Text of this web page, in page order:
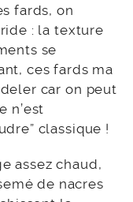
fards, on
: la texture
se
ces fards ma
car on peut
n’est
classique !
assez chaud,
de nacres